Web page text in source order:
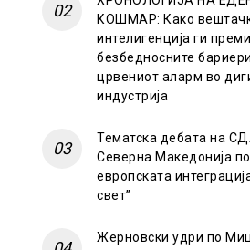
КОШМАР: Како
интелигенција ги
безбедносните
црвениот аларм во
индустрија
Тематска дебата на
Северна Македонија
европската
свет”
Жерновски удри по